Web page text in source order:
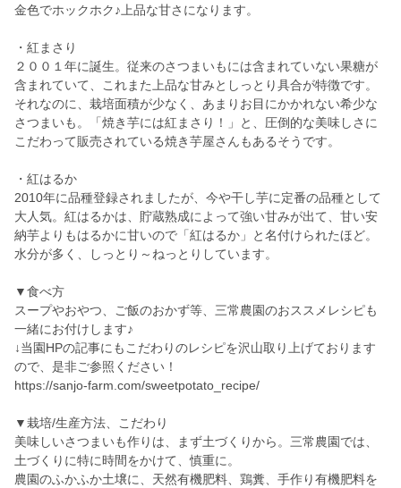
金色でホックホク♪上品な甘さになります。
・紅まさり
２００１年に誕生。従来のさつまいもには含まれていない果糖が
含まれていて、これまた上品な甘みとしっとり具合が特徴です。
それなのに、栽培面積が少なく、あまりお目にかかれない希少な
さつまいも。「焼き芋には紅まさり！」と、圧倒的な美味しさに
こだわって販売されている焼き芋屋さんもあるそうです。
・紅はるか
2010年に品種登録されましたが、今や干し芋に定番の品種として
大人気。紅はるかは、貯蔵熟成によって強い甘みが出て、甘い安
納芋よりもはるかに甘いので「紅はるか」と名付けられたほど。
水分が多く、しっとり～ねっとりしています。
▼食べ方
スープやおやつ、ご飯のおかず等、三常農園のおススメレシピも
一緒にお付けします♪
↓当園HPの記事にもこだわりのレシピを沢山取り上げております
ので、是非ご参照ください！
https://sanjo-farm.com/sweetpotato_recipe/
▼栽培/生産方法、こだわり
美味しいさつまいも作りは、まず土づくりから。三常農園では、
土づくりに特に時間をかけて、慎重に。
農園のふかふか土壌に、天然有機肥料、鶏糞、手作り有機肥料を